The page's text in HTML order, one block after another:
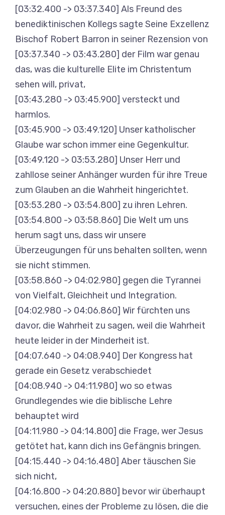
[03:32.400 -> 03:37.340] Als Freund des
benediktinischen Kollegs sagte Seine Exzellenz
Bischof Robert Barron in seiner Rezension von
[03:37.340 -> 03:43.280] der Film war genau
das, was die kulturelle Elite im Christentum
sehen will, privat,
[03:43.280 -> 03:45.900] versteckt und
harmlos.
[03:45.900 -> 03:49.120] Unser katholischer
Glaube war schon immer eine Gegenkultur.
[03:49.120 -> 03:53.280] Unser Herr und
zahllose seiner Anhänger wurden für ihre Treue
zum Glauben an die Wahrheit hingerichtet.
[03:53.280 -> 03:54.800] zu ihren Lehren.
[03:54.800 -> 03:58.860] Die Welt um uns
herum sagt uns, dass wir unsere
Überzeugungen für uns behalten sollten, wenn
sie nicht stimmen.
[03:58.860 -> 04:02.980] gegen die Tyrannei
von Vielfalt, Gleichheit und Integration.
[04:02.980 -> 04:06.860] Wir fürchten uns
davor, die Wahrheit zu sagen, weil die Wahrheit
heute leider in der Minderheit ist.
[04:07.640 -> 04:08.940] Der Kongress hat
gerade ein Gesetz verabschiedet
[04:08.940 -> 04:11.980] wo so etwas
Grundlegendes wie die biblische Lehre
behauptet wird
[04:11.980 -> 04:14.800] die Frage, wer Jesus
getötet hat, kann dich ins Gefängnis bringen.
[04:15.440 -> 04:16.480] Aber täuschen Sie
sich nicht,
[04:16.800 -> 04:20.880] bevor wir überhaupt
versuchen, eines der Probleme zu lösen, die die